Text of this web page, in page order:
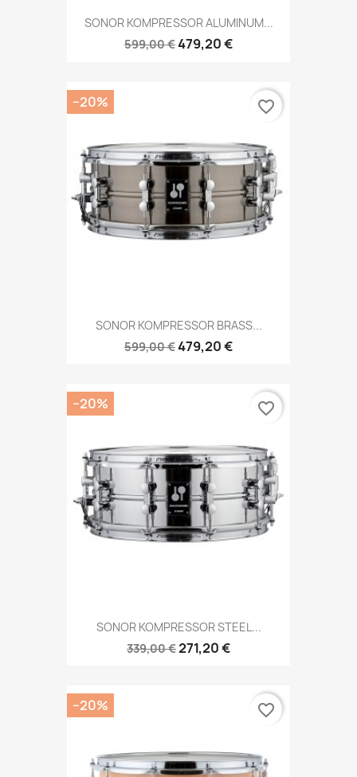
SONOR KOMPRESSOR ALUMINUM...
599,00 €479,20 €
SONOR KOMPRESSOR BRASS...
599,00 €479,20 €
−20% favorite_border
SONOR KOMPRESSOR STEEL...
339,00 €271,20 €
−20% favorite_border
−20% favorite_border